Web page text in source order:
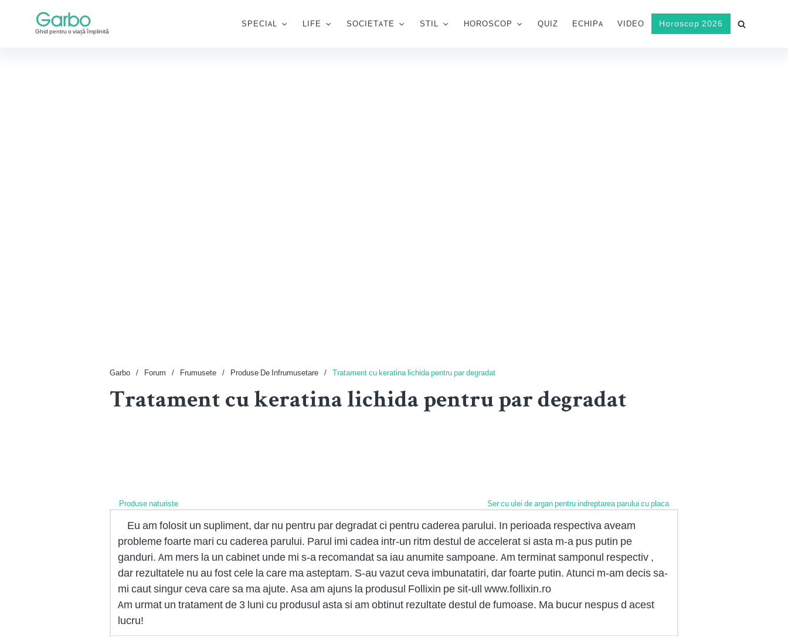
Ghid pentru o viață împlinită
SPECIAL LIFE SOCIETATE STIL HOROSCOP QUIZ ECHIPA VIDEO Horoscop 2026
Garbo Forum Frumusete Produse De Infrumusetare Tratament cu keratina lichida pentru par degradat
Tratament cu keratina lichida pentru par degradat
Produse naturiste Ser cu ulei de argan pentru indreptarea parului cu placa
Eu am folosit un supliment, dar nu pentru par degradat ci pentru caderea parului. In perioada respectiva aveam
probleme foarte mari cu caderea parului. Parul imi cadea intr-un ritm destul de accelerat si asta m-a pus putin pe
ganduri. Am mers la un cabinet unde mi s-a recomandat sa iau anumite sampoane. Am terminat samponul respectiv ,
dar rezultatele nu au fost cele la care ma asteptam. S-au vazut ceva imbunatatiri, dar foarte putin. Atunci m-am decis sa-
mi caut singur ceva care sa ma ajute. Asa am ajuns la produsul Follixin pe sit-ull www.follixin.ro
Am urmat un tratament de 3 luni cu produsul asta si am obtinut rezultate destul de fumoase. Ma bucur nespus d acest
lucru!